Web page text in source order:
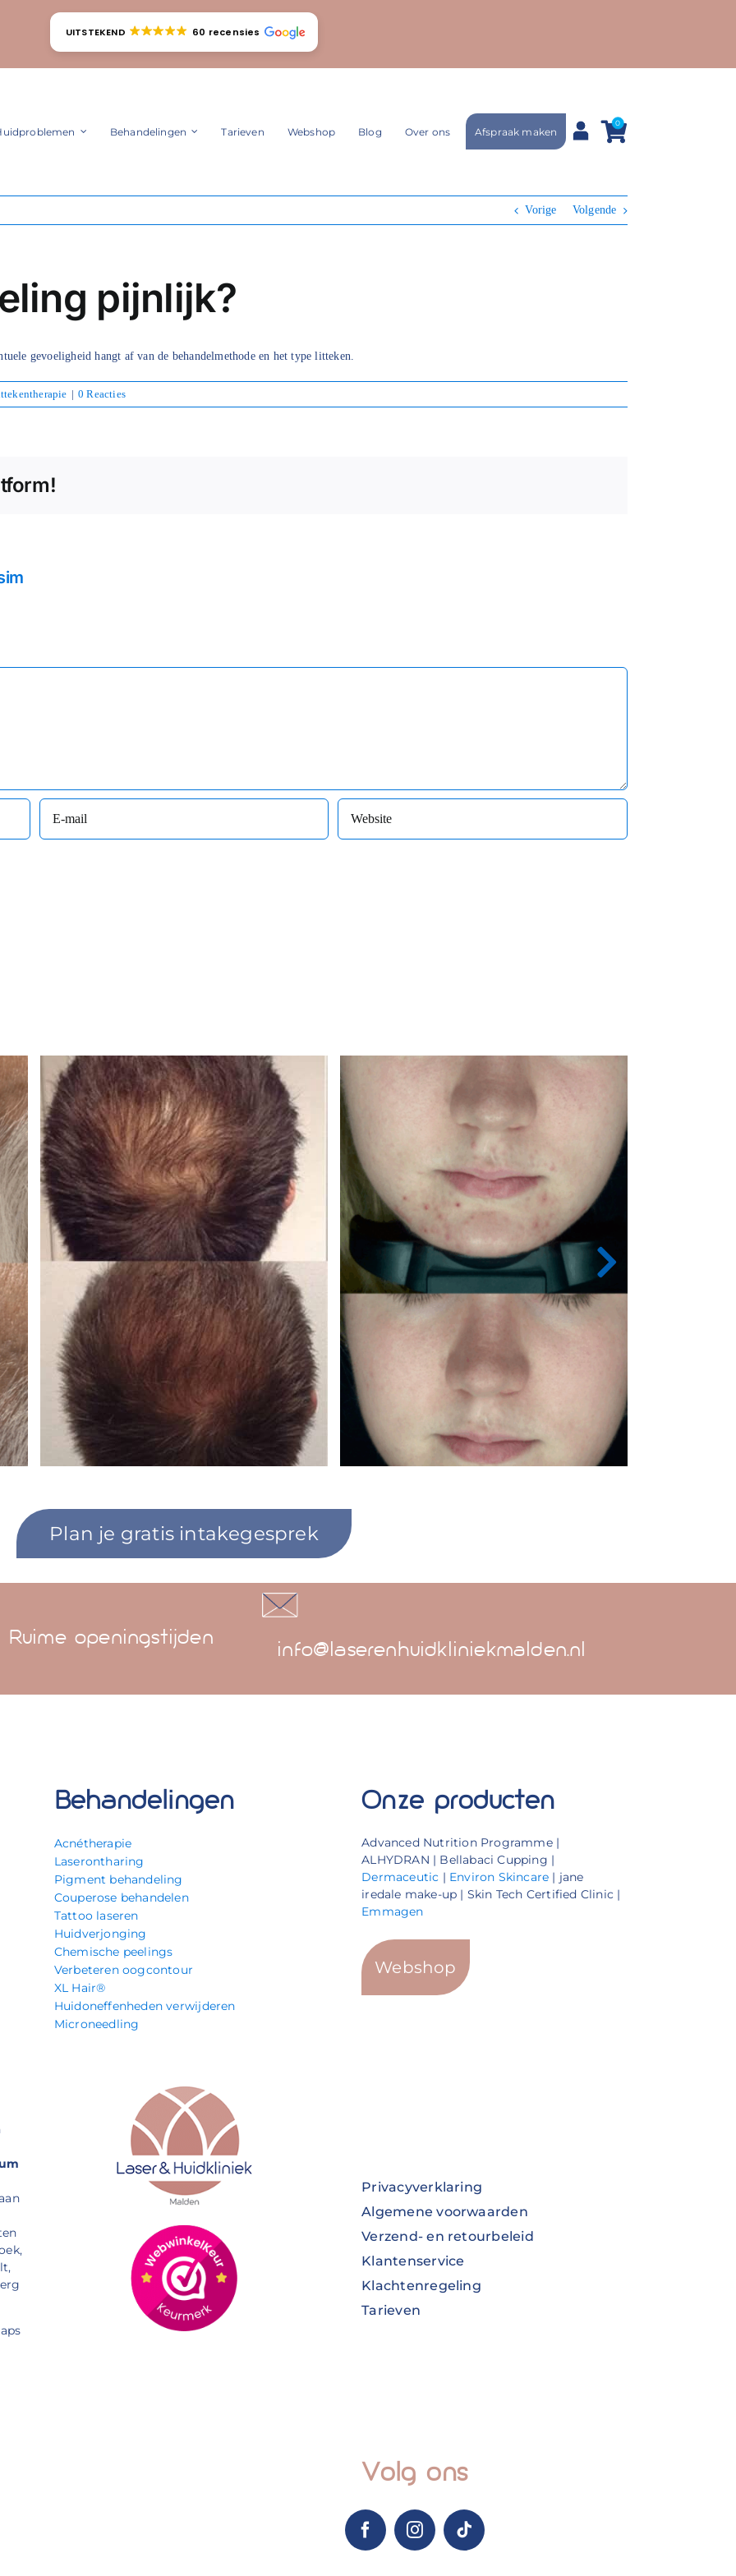
UITSTEKEND 60 recensies
Behandelingen Tarieven Webshop Blog Over ons Afspraak maken
0
Vorige Volgende
pijnlijk?
gevoeligheid hangt af van de behandelmethode en het type litteken.
| 0 Reacties
Plan je gratis intakegesprek
Ruime openingstijden info@laserenhuidkliniekmalden.nl
Behandelingen
Acnétherapie
Laserontharing
Pigment behandeling
Couperose behandelen
Tattoo laseren
Huidverjonging
Chemische peelings
Verbeteren oogcontour
XL Hair®
Huidoneffenheden verwijderen
Microneedling
Onze producten
Advanced Nutrition Programme |
ALHYDRAN | Bellabaci Cupping |
Dermaceutic | Environ Skincare | jane
iredale make-up | Skin Tech Certified Clinic |
Emmagen
Webshop
Privacyverklaring
Algemene voorwaarden
Verzend- en retourbeleid
Klantenservice
Klachtenregeling
Tarieven
Volg ons